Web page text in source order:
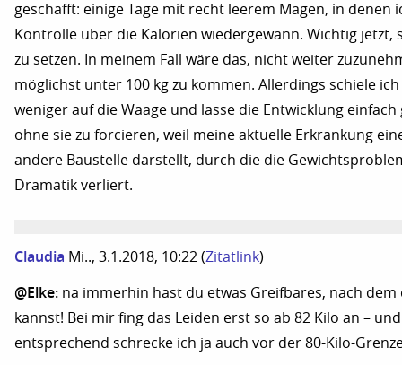
geschafft: einige Tage mit recht leerem Magen, in denen
Kontrolle über die Kalorien wiedergewann. Wichtig jetzt,
zu setzen. In meinem Fall wäre das, nicht weiter
möglichst unter 100 kg zu kommen. Allerdings schiele
weniger auf die Waage und lasse die Entwicklung einfach
ohne sie zu forcieren, weil meine aktuelle Erkrankung
andere Baustelle darstellt, durch die die
Dramatik verliert.
Claudia Mi.., 3.1.2018, 10:22 (Zitatlink)
@Elke: na immerhin hast du etwas Greifbares, nach
kannst! Bei mir fing das Leiden erst so ab 82 Kilo an – und
entsprechend schrecke ich ja auch vor der 80-Kilo-